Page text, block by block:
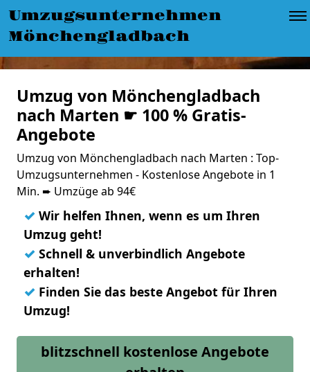
Umzugsunternehmen
Mönchengladbach
Umzug von Mönchengladbach
nach Marten ☛ 100 % Gratis-
Angebote
Umzug von Mönchengladbach nach Marten : Top-
Umzugsunternehmen - Kostenlose Angebote in 1
Min. ➨ Umzüge ab 94€
✓ Wir helfen Ihnen, wenn es um Ihren
Umzug geht!
✓ Schnell & unverbindlich Angebote
erhalten!
✓ Finden Sie das beste Angebot für Ihren
Umzug!
blitzschnell kostenlose Angebote